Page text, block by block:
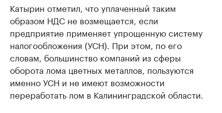
Катырин отметил, что уплаченный таким
образом НДС не возмещается, если
предприятие применяет упрощенную систему
налогообложения (УСН). При этом, по его
словам, большинство компаний из сферы
оборота лома цветных металлов, пользуются
именно УСН и не имеют возможности
переработать лом в Калининградской области.